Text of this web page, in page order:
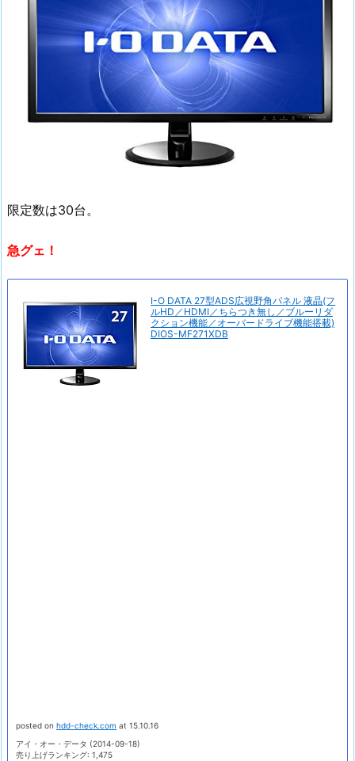
限定数は30台。
急グェ！
I-O DATA 27型ADS広視野角パネル 液晶(フ
ルHD／HDMI／ちらつき無し／ブルーリダ
クション機能／オーバードライブ機能搭載)
DIOS-MF271XDB
posted on hdd-check.com at 15.10.16
アイ・オー・データ (2014-09-18)
売り上げランキング: 1,475